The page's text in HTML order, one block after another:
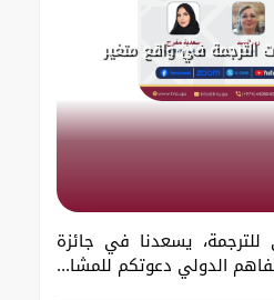
الترجمة في واقع متغير
للترجمة، يسعدنا في جائزة
الدولي دعوتكم للمشا...